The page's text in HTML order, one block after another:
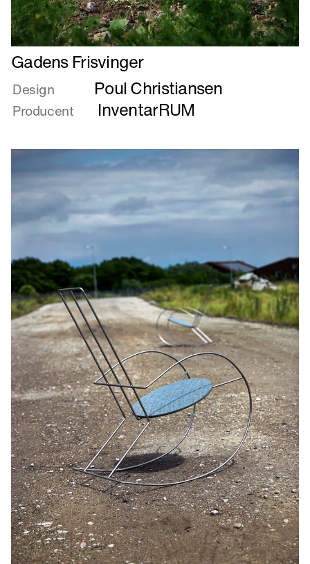
Læs
mere
om
Gadens
Frisvinger
Gadens Frisvinger
Design Poul Christiansen
Producent InventarRUM